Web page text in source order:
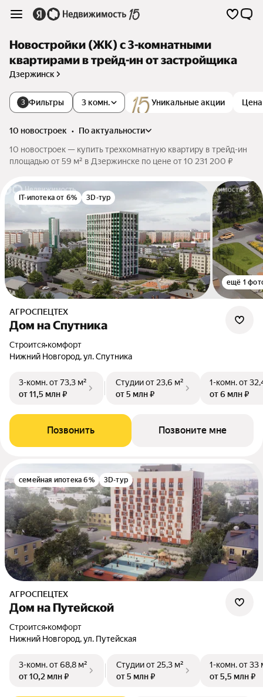
Новостройки (ЖК) с 3-комнатными
квартирами в трейд-ин от застройщика
Дзержинск
3 Фильтры Уникальные акции Цена
3 комн.
10 новостроек •
по актуальности
10 новостроек — купить трехкомнатную квартиру в трейд-ин
площадью от 59 м² в Дзержинске по цене от 10 231 200 ₽
IT-ипотека от 6% 3D-тур
ещё 1
АГРОСПЕЦТЕХ
Дом на Спутника
Строится•комфорт
Нижний Новгород, ул. Спутника
3-комн.от 73,3 м²
от 11,5 млн ₽
Студииот 23,6 м²
от 5 млн ₽
1-комн.от
от 6 млн ₽
Позвонить Позвоните мне
семейная ипотека 6% 3D-тур
АГРОСПЕЦТЕХ
Дом на Путейской
Строится•комфорт
Нижний Новгород, ул. Путейская
3-комн.от 68,8 м²
от 10,2 млн ₽
Студииот 25,3 м²
от 5 млн ₽
1-комн.от 33
от 5,5 млн ₽